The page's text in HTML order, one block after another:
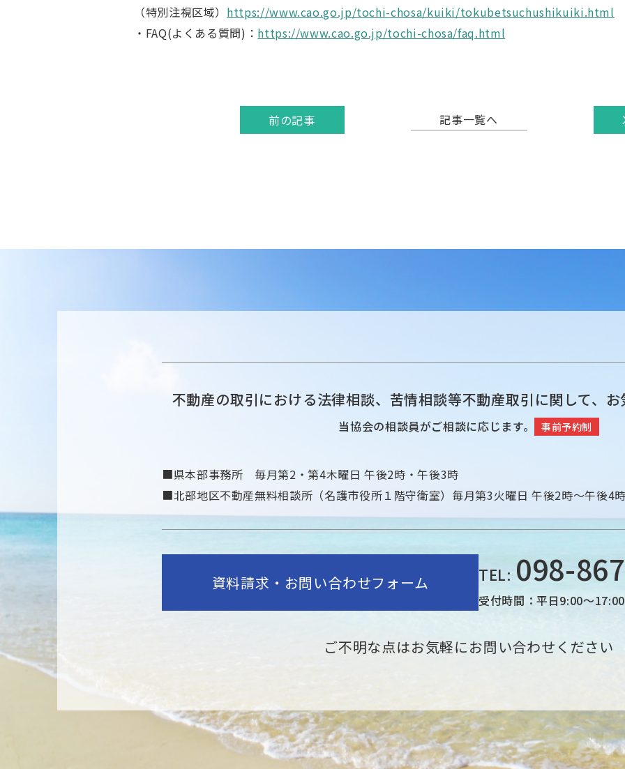
（特別注視区域） https://www.cao.go.jp/tochi-chosa/kuiki/tokubetsuchushikuiki.html
・FAQ(よくある質問)： https://www.cao.go.jp/tochi-chosa/faq.html
前の記事 記事一覧へ
不動産の取引における法律相談、苦情相談等不動産取引に関して、
当協会の相談員がご相談に応じます。 事前予約制
■県本部事務所 毎月第2・第4木曜日 午後2時・午後3時
■北部地区不動産無料相談所（名護市役所１階守衛室）毎月第3火曜日 午後2時〜午後4
資料請求・お問い合わせフォーム TEL: 098-
受付時間：平日9:00～17:00
ご不明な点はお気軽にお問い合わせください